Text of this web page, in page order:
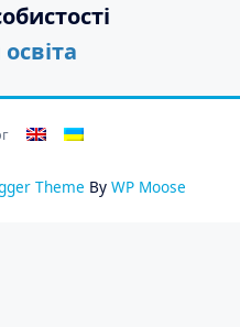
Theme By WP Moose